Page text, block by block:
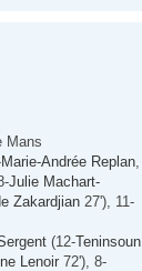
Mans
Marie-Andrée Replan
Julie Machart-
Zakardjian 27'), 11-
(12-Teninsoun
Lenoir 72'), 8-